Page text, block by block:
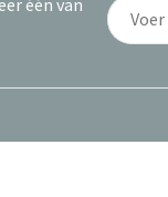
één van